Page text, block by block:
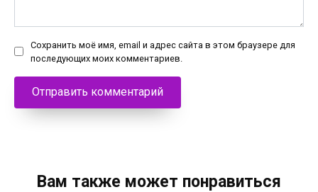
Сохранить моё имя, email и адрес сайта в этом браузере для
последующих моих комментариев.
Вам также может понравиться